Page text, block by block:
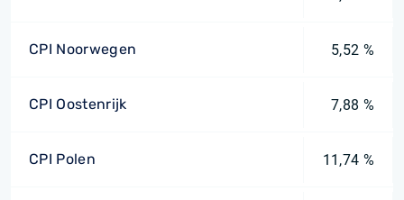
CPI Noorwegen 5,52 %
CPI Oostenrijk 7,88 %
CPI Polen 11,74 %